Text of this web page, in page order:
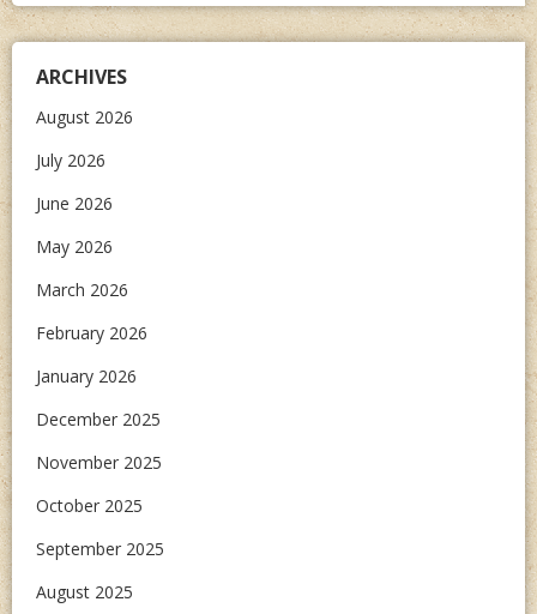
ARCHIVES
August 2026
July 2026
June 2026
May 2026
March 2026
February 2026
January 2026
December 2025
November 2025
October 2025
September 2025
August 2025